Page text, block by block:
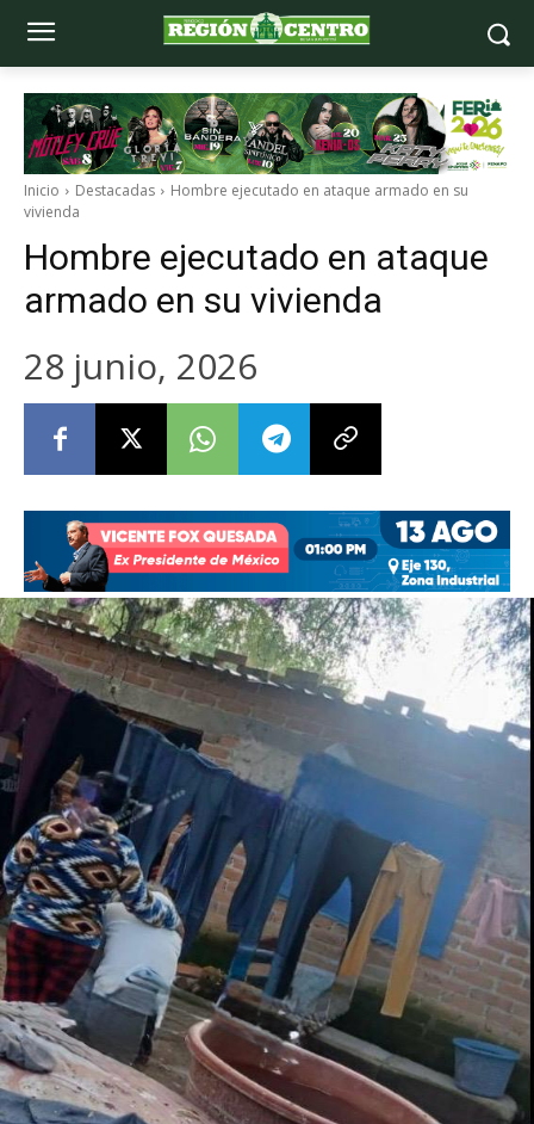
Inicio Destacadas
Hombre ejecutado en ataque armado en su
vivienda
Hombre ejecutado en ataque
armado en su vivienda
28 junio, 2026